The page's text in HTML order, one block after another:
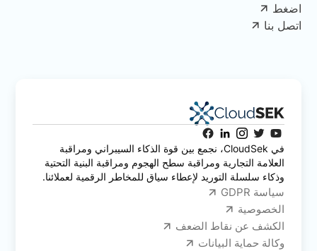
اضغط
اتصل بنا
في CloudSek، نجمع بين قوة الذكاء السيبراني ومراقبة
العلامة التجارية ومراقبة سطح الهجوم ومراقبة البنية التحتية
وذكاء سلسلة التوريد لإعطاء سياق للمخاطر الرقمية لعملائنا.
سياسة GDPR
الخصوصية
الكشف عن نقاط الضعف
وكالة حماية البيانات